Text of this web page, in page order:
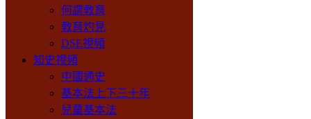
何謂教育
教育灼見
DSE視頻
知史視頻
中國通史
基本法上下三十年
兒童基本法